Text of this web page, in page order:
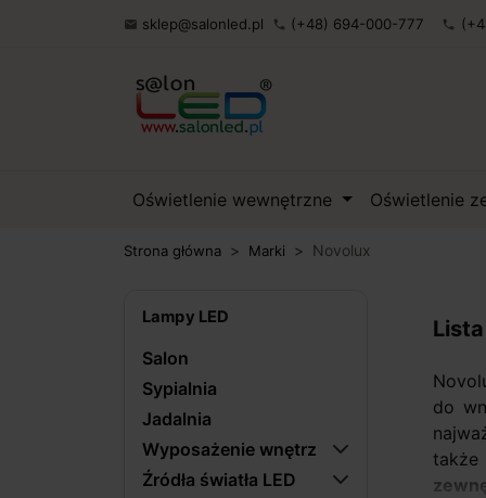
 sklep@salonled.pl phone (+48) 694-000-777 phone
Oświetlenie wewnętrzne Oświetlenie
Strona główna Marki Novolux
Lampy LED
Salon
Sypialnia
Jadalnia
Wyposażenie wnętrz
Źródła światła LED
do
także